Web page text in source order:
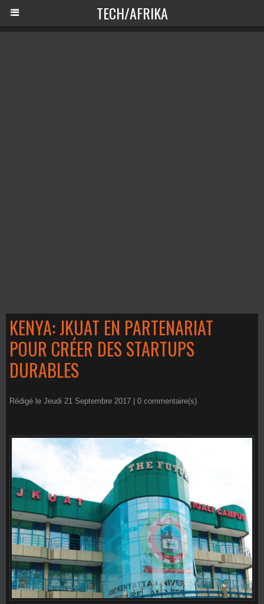
TECH/AFRIKA
KENYA: JKUAT EN PARTENARIAT
POUR CRÉER DES STARTUPS
DURABLES
Rédigé le Jeudi 21 Septembre 2017 | 0 commentaire(s)